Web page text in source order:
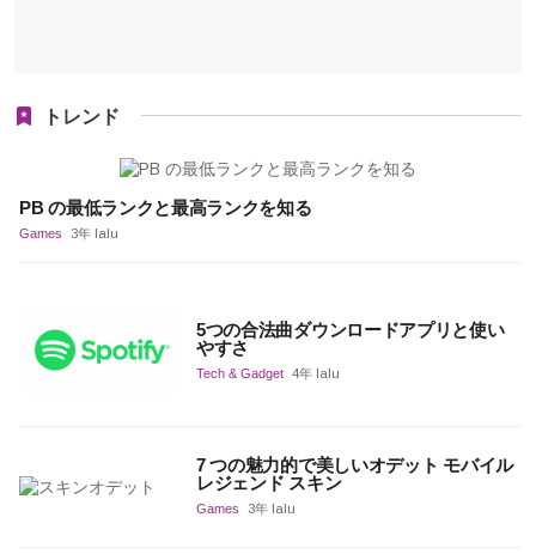
トレンド
PB の最低ランクと最高ランクを知る
Games 3年 lalu
5つの合法曲ダウンロードアプリと使い
やすさ
Tech & Gadget 4年 lalu
7 つの魅力的で美しいオデット モバイル
レジェンド スキン
Games 3年 lalu